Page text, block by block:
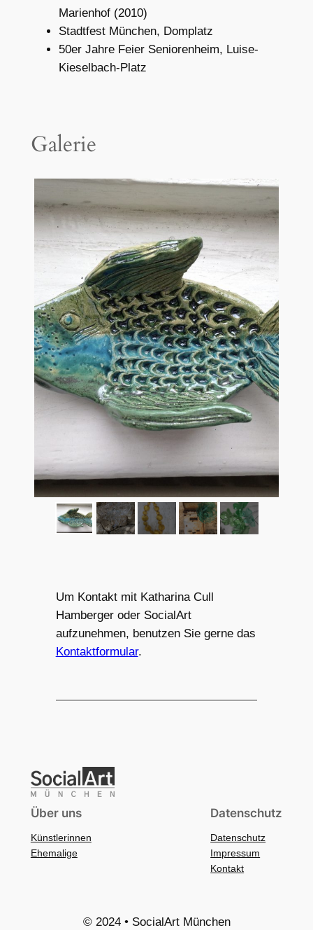
Marienhof (2010)
Stadtfest München, Domplatz
50er Jahre Feier Seniorenheim, Luise-
Kieselbach-Platz
Galerie
Um Kontakt mit Katharina Cull
Hamberger oder SocialArt
aufzunehmen, benutzen Sie gerne das
Kontaktformular.
Über uns
Künstlerinnen
Ehemalige
Datenschutz
Datenschutz
Impressum
Kontakt
© 2024 • SocialArt München